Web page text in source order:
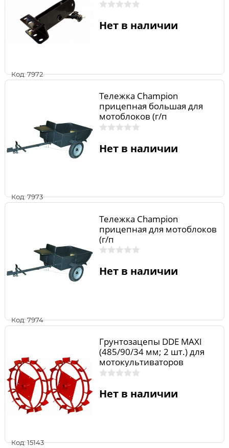
Код: 7972
Нет в наличии
Код: 7973
Тележка Champion
прицепная большая для
мотоблоков (г/п
750кг,1500*1000*400мм,70
Нет в наличии
Код: 7974
Тележка Champion
прицепная для мотоблоков
(г/п
250кг,1100*830*280мм,50кг
Нет в наличии
Код: 15143
Грунтозацепы DDE MAXI
(485/90/34 мм; 2 шт.) для
мотокультиваторов
Минотавр, Молох
Нет в наличии